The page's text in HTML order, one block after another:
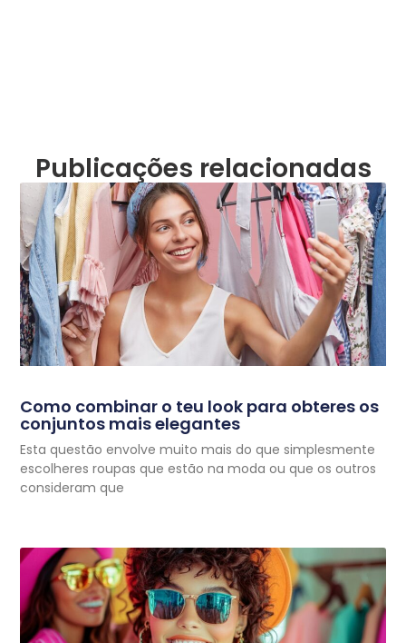
Publicações relacionadas
Como combinar o teu look para obteres os
conjuntos mais elegantes
Esta questão envolve muito mais do que simplesmente
escolheres roupas que estão na moda ou que os outros
consideram que